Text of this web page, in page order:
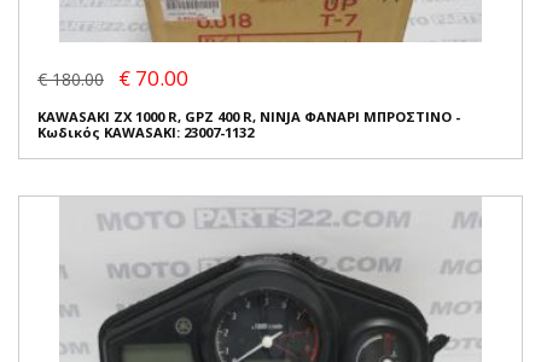
€ 180.00 € 70.00
KAWASAKI ZX 1000 R, GPZ 400 R, NINJA ΦΑΝΑΡΙ ΜΠΡΟΣΤΙΝΟ -
Κωδικός KAWASAKI: 23007-1132